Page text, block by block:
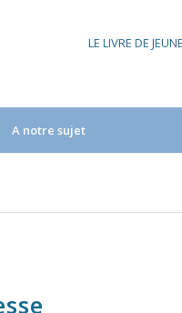
LE LIVRE DE
A notre sujet